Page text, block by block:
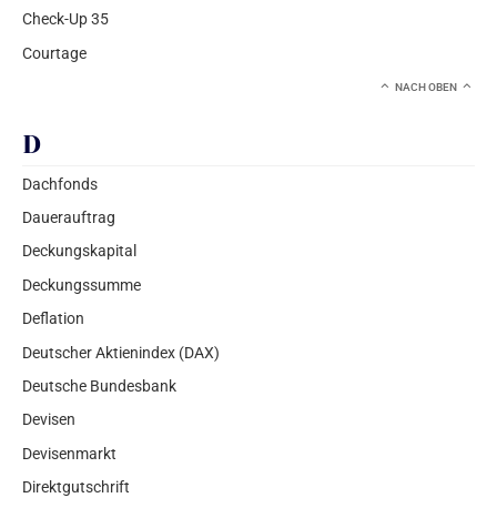
Check-Up 35
Courtage
NACH OBEN
D
Dachfonds
Dauerauftrag
Deckungskapital
Deckungssumme
Deflation
Deutscher Aktienindex (DAX)
Deutsche Bundesbank
Devisen
Devisenmarkt
Direktgutschrift